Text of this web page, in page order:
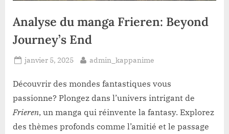
Analyse du manga Frieren: Beyond
Journey’s End
Posted
janvier 5, 2025 By
admin_kappanime
Découvrir des mondes fantastiques vous
passionne? Plongez dans l’univers intrigant de
Frieren, un manga qui réinvente la fantasy. Explorez
des thèmes profonds comme l’amitié et le passage